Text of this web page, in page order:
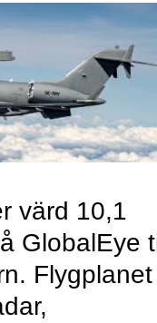
värd 10,1
GlobalEye